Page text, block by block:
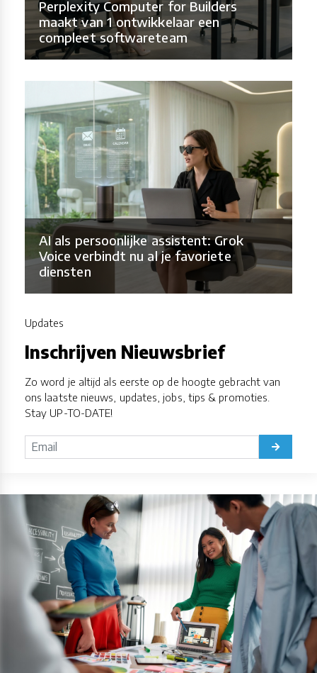
Perplexity Computer for Builders
maakt van 1 ontwikkelaar een
compleet softwareteam
AI als persoonlijke assistent: Grok
Voice verbindt nu al je favoriete
diensten
Updates
Inschrijven Nieuwsbrief
Zo word je altijd als eerste op de hoogte gebracht van
ons laatste nieuws, updates, jobs, tips & promoties.
Stay UP-TO-DATE!